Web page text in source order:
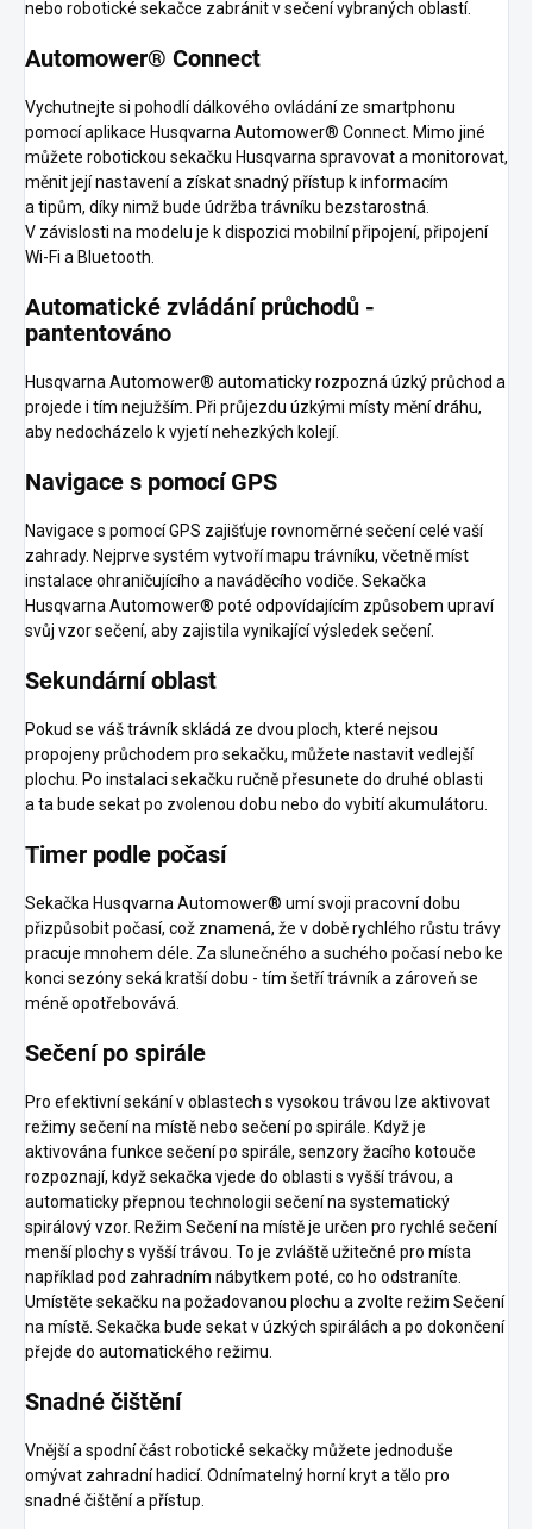
nebo robotické sekačce zabránit v sečení vybraných oblastí.
Automower® Connect
Vychutnejte si pohodlí dálkového ovládání ze smartphonu
pomocí aplikace Husqvarna Automower® Connect. Mimo jiné
můžete robotickou sekačku Husqvarna spravovat a monitorovat,
měnit její nastavení a získat snadný přístup k informacím
a tipům, díky nimž bude údržba trávníku bezstarostná.
V závislosti na modelu je k dispozici mobilní připojení, připojení
Wi-Fi a Bluetooth.
Automatické zvládání průchodů -
pantentováno
Husqvarna Automower® automaticky rozpozná úzký průchod a
projede i tím nejužším. Při průjezdu úzkými místy mění dráhu,
aby nedocházelo k vyjetí nehezkých kolejí.
Navigace s pomocí GPS
Navigace s pomocí GPS zajišťuje rovnoměrné sečení celé vaší
zahrady. Nejprve systém vytvoří mapu trávníku, včetně míst
instalace ohraničujícího a naváděcího vodiče. Sekačka
Husqvarna Automower® poté odpovídajícím způsobem upraví
svůj vzor sečení, aby zajistila vynikající výsledek sečení.
Sekundární oblast
Pokud se váš trávník skládá ze dvou ploch, které nejsou
propojeny průchodem pro sekačku, můžete nastavit vedlejší
plochu. Po instalaci sekačku ručně přesunete do druhé oblasti
a ta bude sekat po zvolenou dobu nebo do vybití akumulátoru.
Timer podle počasí
Sekačka Husqvarna Automower® umí svoji pracovní dobu
přizpůsobit počasí, což znamená, že v době rychlého růstu trávy
pracuje mnohem déle. Za slunečného a suchého počasí nebo ke
konci sezóny seká kratší dobu - tím šetří trávník a zároveň se
méně opotřebovává.
Sečení po spirále
Pro efektivní sekání v oblastech s vysokou trávou lze aktivovat
režimy sečení na místě nebo sečení po spirále. Když je
aktivována funkce sečení po spirále, senzory žacího kotouče
rozpoznají, když sekačka vjede do oblasti s vyšší trávou, a
automaticky přepnou technologii sečení na systematický
spirálový vzor. Režim Sečení na místě je určen pro rychlé sečení
menší plochy s vyšší trávou. To je zvláště užitečné pro místa
například pod zahradním nábytkem poté, co ho odstraníte.
Umístěte sekačku na požadovanou plochu a zvolte režim Sečení
na místě. Sekačka bude sekat v úzkých spirálách a po dokončení
přejde do automatického režimu.
Snadné čištění
Vnější a spodní část robotické sekačky můžete jednoduše
omývat zahradní hadicí. Odnímatelný horní kryt a tělo pro
snadné čištění a přístup.